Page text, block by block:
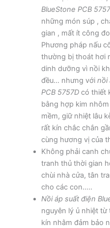
BlueStone PCB
những món súp ,
gian , mất ít công
Phương pháp nấu
thường bị thoát hơi
dinh dưỡng vì nồi
đều… nhưng với nồi
PCB 5757Dcó thiết
bằng hợp kim
mềm, giữ nhiệt lâu
rất kín chắc chắn
cùng hương vị của
Không phải canh
tranh thủ thời gian
chùi nhà cửa, tân
cho các con…..
Nồi áp suất điện
nguyên lý ủ nhiệt
kín nhằm đảm bảo